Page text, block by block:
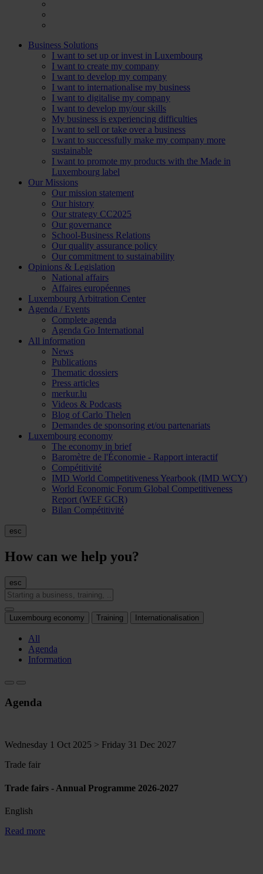
Business Solutions
I want to set up or invest in Luxembourg
I want to create my company
I want to develop my company
I want to internationalise my business
I want to digitalise my company
I want to develop my/our skills
My business is experiencing difficulties
I want to sell or take over a business
I want to successfully make my company more
sustainable
I want to promote my products with the Made in
Luxembourg label
Our Missions
Our mission statement
Our history
Our strategy CC2025
Our governance
School-Business Relations
Our quality assurance policy
Our commitment to sustainability
Opinions & Legislation
National affairs
Affaires européennes
Luxembourg Arbitration Center
Agenda / Events
Complete agenda
Agenda Go International
All information
News
Publications
Thematic dossiers
Press articles
merkur.lu
Videos & Podcasts
Blog of Carlo Thelen
Demandes de sponsoring et/ou partenariats
Luxembourg economy
The economy in brief
Baromètre de l'Économie - Rapport interactif
Compétitivité
IMD World Competitiveness Yearbook (IMD WCY)
World Economic Forum Global Competitiveness
Report (WEF GCR)
Bilan Compétitivité
esc
How can we help you?
esc
Luxembourg economy Training Internationalisation
All
Agenda
Information
Agenda
Wednesday 1 Oct 2025 > Friday 31 Dec 2027
Trade fair
Trade fairs - Annual Programme 2026-2027
English
Read more